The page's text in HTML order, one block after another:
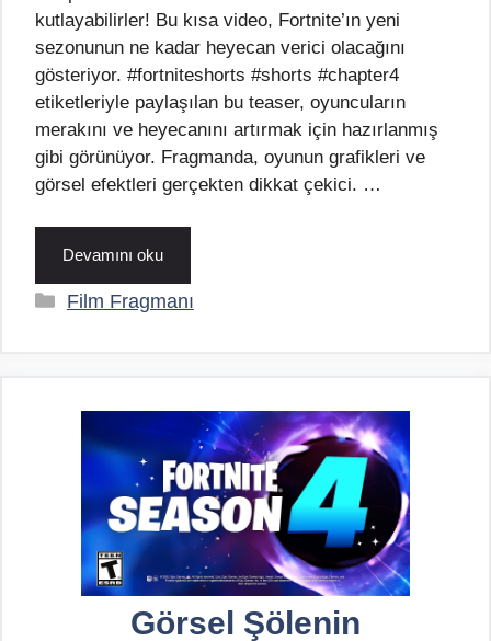
kutlayabilirler! Bu kısa video, Fortnite’ın yeni
sezonunun ne kadar heyecan verici olacağını
gösteriyor. #fortniteshorts #shorts #chapter4
etiketleriyle paylaşılan bu teaser, oyuncuların
merakını ve heyecanını artırmak için hazırlanmış
gibi görünüyor. Fragmanda, oyunun grafikleri ve
görsel efektleri gerçekten dikkat çekici. …
Devamını oku
Kategoriler
Film Fragmanı
Görsel Şölenin